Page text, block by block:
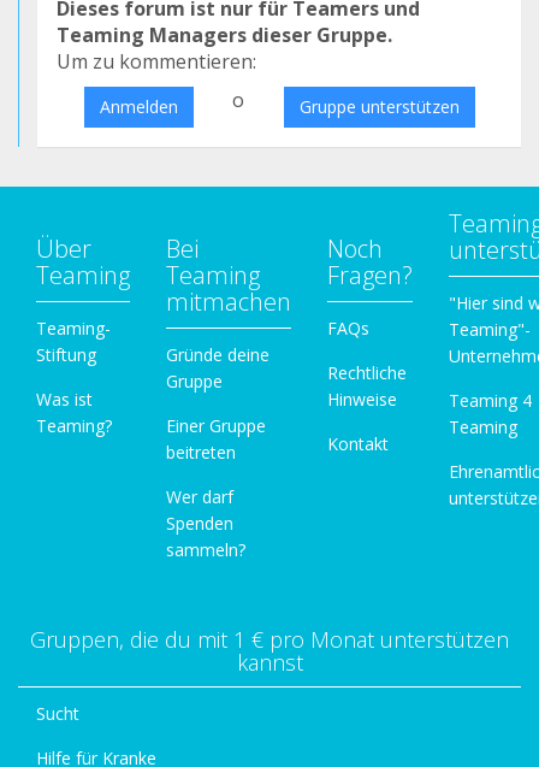
Dieses forum ist nur für Teamers und
Teaming Managers dieser Gruppe.
Um zu kommentieren:
Anmelden o Gruppe unterstützen
Über
Teaming
Teaming-
Stiftung
Was ist
Teaming?
Bei
Teaming
mitmachen
Gründe deine
Gruppe
Einer Gruppe
beitreten
Wer darf
Spenden
sammeln?
Noch
Fragen?
FAQs
Rechtliche
Hinweise
Kontakt
"Hier sind
Teaming"-
Teaming 4
Teaming
Gruppen, die du mit 1 € pro Monat unterstützen
kannst
Sucht
Hilfe für Kranke